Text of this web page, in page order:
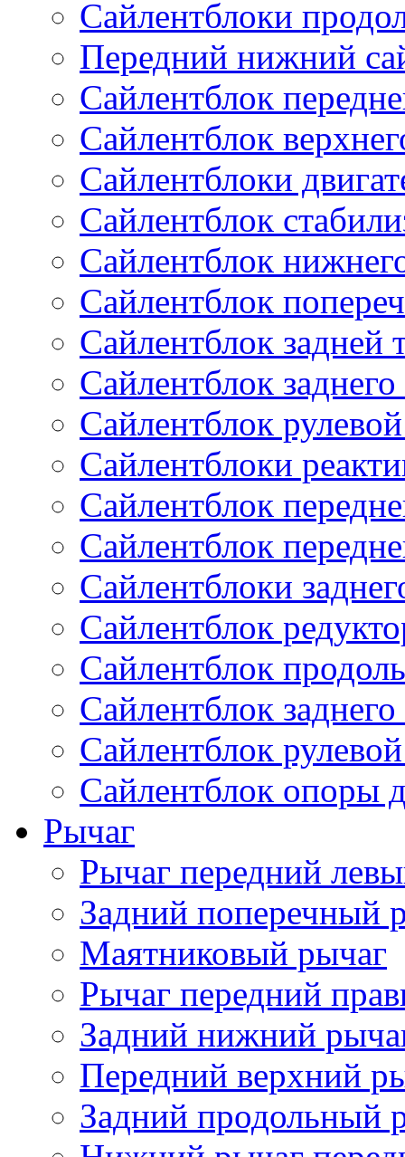
Сайлентблоки
Передний нижний
Сайлентблок
Сайлентблок
Сайлентблоки
Сайлентблок
Сайлентблок
Сайлентблок
Сайлентблок задней
Сайлентблок
Сайлентблок
Сайлентблоки
Сайлентблок
Сайлентблок
Сайлентблоки
Сайлентблок
Сайлентблок
Сайлентблок
Сайлентблок
Сайлентблок опоры
Рычаг
Рычаг передний
Задний поперечный
Маятниковый рычаг
Рычаг передний
Задний нижний
Передний верхний
Задний продольный